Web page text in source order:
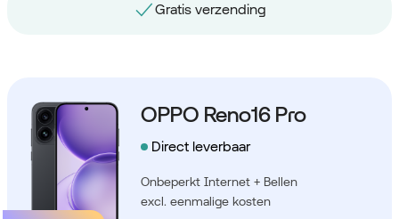
Gratis nummerbehoud
OPPO Reno16 Pro
Direct leverbaar
Onbeperkt Internet + Bellen
excl. eenmalige kosten